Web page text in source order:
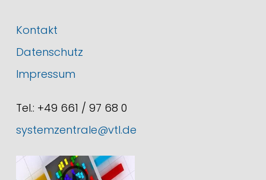
Kontakt
Datenschutz
Impressum
Tel.: +49 661 / 97 68 0
systemzentrale@vtl.de